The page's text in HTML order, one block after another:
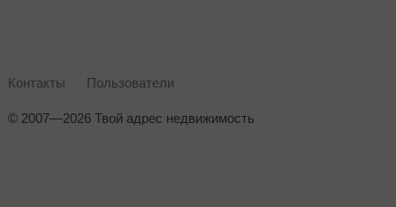
Контакты Пользователи
© 2007—2026 Твой адрес недвижимость